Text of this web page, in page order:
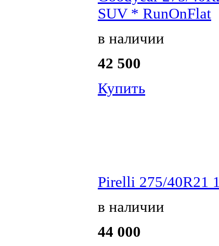
SUV * RunOnFlat
в наличии
42 500
Купить
Pirelli 275/40R21
в наличии
44 000